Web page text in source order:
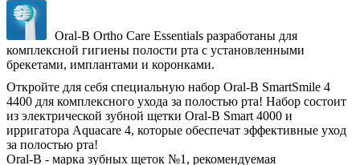
Oral-B Ortho Care Essentials разработаны для
комплексной гигиены полости рта с установленными
брекетами, имплантами и коронками.
Откройте для себя специальную набор Oral-B SmartSmile 4
4400 для комплексного ухода за полостью рта! Набор состоит
из электрической зубной щетки Oral-B Smart 4000 и
ирригатора Aquacare 4, которые обеспечат эффективные уход
за полостью рта!
Oral-B - марка зубных щеток №1, рекомендуемая